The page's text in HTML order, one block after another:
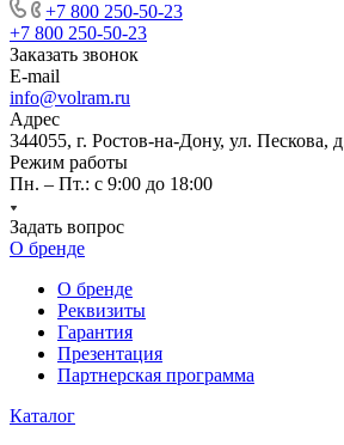
+7 800 250-50-23
+7 800 250-50-23
Заказать звонок
E-mail
info@volram.ru
Адрес
344055, г. Ростов-на-Дону, ул. Пескова,
Режим работы
Пн. – Пт.: с 9:00 до 18:00
Задать вопрос
О бренде
О бренде
Реквизиты
Гарантия
Презентация
Партнерская программа
Каталог